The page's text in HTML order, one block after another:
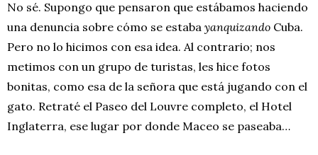
No sé. Supongo que pensaron que estábamos haciendo
una denuncia sobre cómo se estaba yanquizando Cuba.
Pero no lo hicimos con esa idea. Al contrario; nos
metimos con un grupo de turistas, les hice fotos
bonitas, como esa de la señora que está jugando con el
gato. Retraté el Paseo del Louvre completo, el Hotel
Inglaterra, ese lugar por donde Maceo se paseaba…